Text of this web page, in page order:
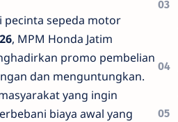
pecinta sepeda motor
, MPM Honda Jatim
promo pembelian
dan menguntungkan.
yang ingin
biaya awal yang